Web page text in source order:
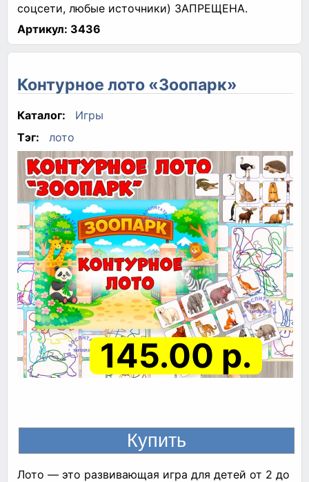
соцсети, любые источники) ЗАПРЕЩЕНА.
Артикул: 3436
Контурное лото «Зоопарк»
Каталог:
Игры
Тэг:
лото
145.00 р.
Лото — это развивающая игра для детей от 2 до